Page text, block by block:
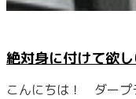
絶対身に付けて欲
こんにちは！ ダープ